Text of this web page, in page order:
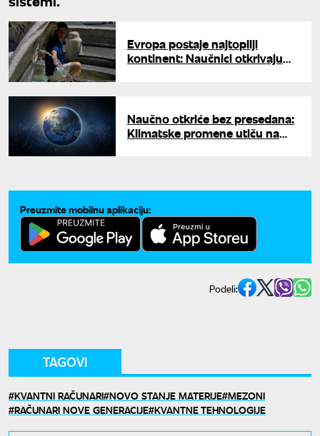
Evropa postaje najtopliji
kontinent: Naučnici otkrivaju
Naučno otkriće bez presedana:
Klimatske promene utiču na
Preuzmite mobilnu aplikaciju:
Podeli:
TAGOVI
KVANTNI RAČUNARI NOVO STANJE MATERIJE MEZONI
RAČUNARI NOVE GENERACIJE KVANTNE TEHNOLOGIJE